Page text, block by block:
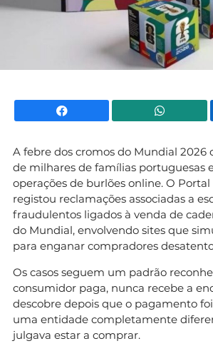
Facebook
A febre dos cromos do Mundial 2026
de milhares de famílias portuguesas
operações de burlões online. O
registou reclamações associadas a
fraudulentos ligados à venda de
do Mundial, envolvendo sites que
para enganar compradores
Os casos seguem um padrão
consumidor paga, nunca recebe a
descobre depois que o pagamento
uma entidade completamente
julgava estar a comprar.